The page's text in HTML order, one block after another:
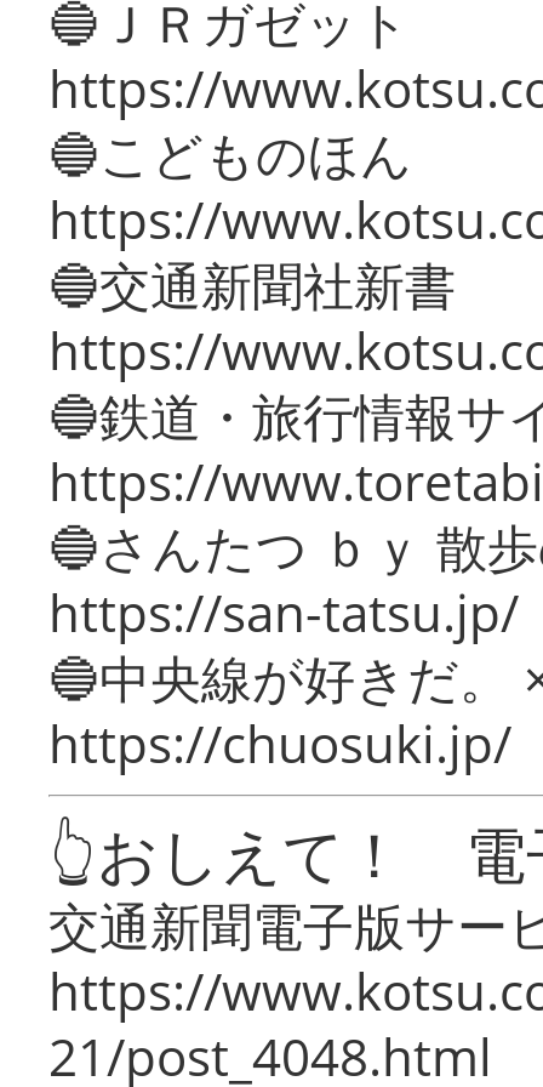
🔵ＪＲガゼット
https://
🔵こどものほん
https://
🔵交通新聞社新書
https://
🔵鉄道・旅行情報サ
https://
🔵さんたつ ｂｙ 散
https://san-tatsu.jp/
🔵中央線が好きだ。
https://chuosuki.jp/
👆おしえて！ 電
交通新聞電子版サー
https://
21/post_4048.html